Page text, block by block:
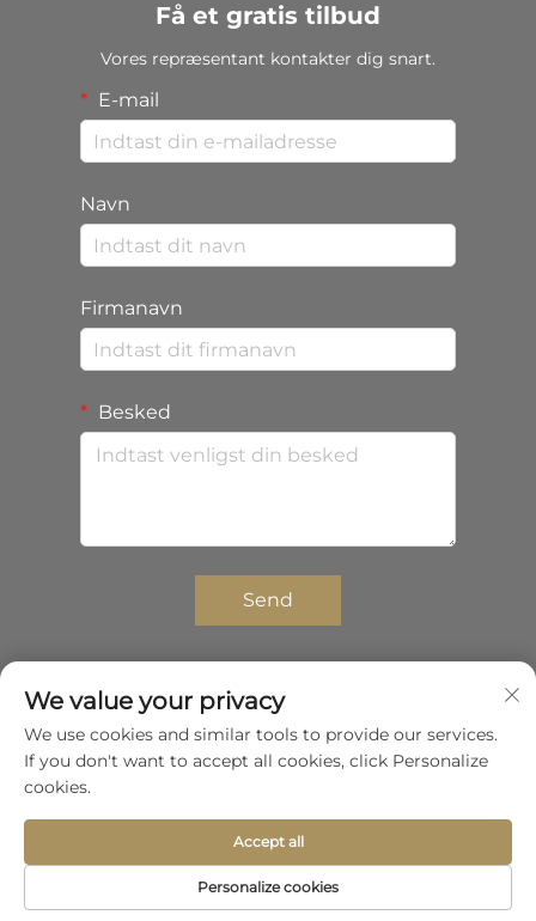
Få et gratis tilbud
Vores repræsentant kontakter dig snart.
E-mail
Navn
Firmanavn
Besked
Send
Copyright © 2025 Shenzhen Zhongda Composites
Co.,Ltd. Alle rettigheder forbeholdes.
Privatlivspolitik
Rul til toppen
Forside Produkt Om Kontakt
We value your privacy
We use cookies and similar tools to provide our services.
If you don't want to accept all cookies, click Personalize
cookies.
Personalize cookies
Accept all